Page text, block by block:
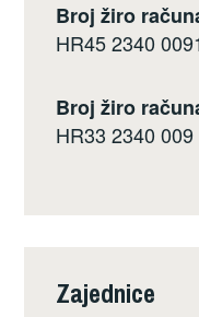
Broj žiro
HR45 2340
Broj žiro
HR33 2340
Zajednice